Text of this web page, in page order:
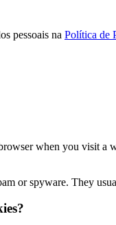
pessoais na Política de
when you visit a
or spyware. They